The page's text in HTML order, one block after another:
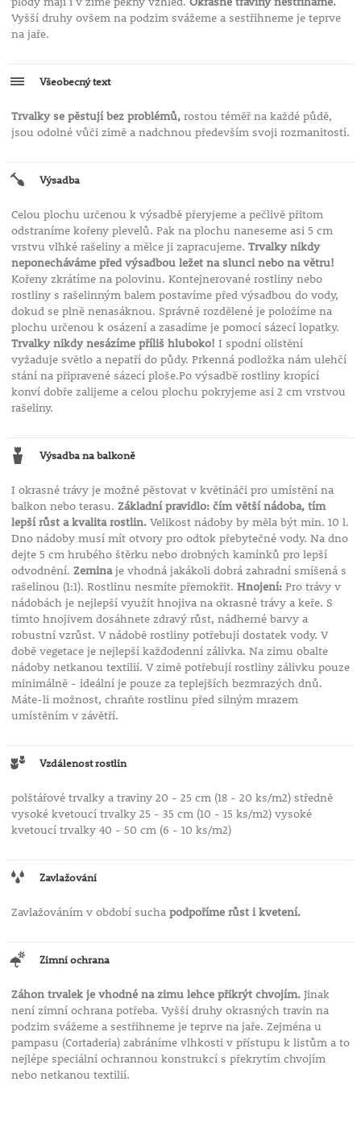
Vyšší druhy ovšem na podzim svážeme a sestřihneme je teprve
na jaře.
Všeobecný text
Trvalky se pěstují bez problémů,rostou téměř na každé půdě,
jsou odolné vůči zimě a nadchnou především svoji rozmanitostí.
Výsadba
Celou plochu určenou k výsadbě přeryjeme a pečlivě přitom
odstraníme kořeny plevelů. Pak na plochu naneseme asi 5 cm
vrstvu vlhké rašeliny a mělce ji zapracujeme. Trvalky nikdy
neponecháváme před výsadbou ležet na slunci nebo na větru!
Kořeny zkrátíme na polovinu. Kontejnerované rostliny nebo
rostliny s rašelinným balem postavíme před výsadbou do vody,
dokud se plně nenasáknou. Správně rozdělené je položíme na
plochu určenou k osázení a zasadíme je pomocí sázecí lopatky.
Trvalky nikdy nesázíme příliš hluboko! I spodní olistění
vyžaduje světlo a nepatří do půdy. Prkenná podložka nám ulehčí
stání na připravené sázecí ploše.Po výsadbě rostliny kropící
konví dobře zalijeme a celou plochu pokryjeme asi 2 cm vrstvou
rašeliny.
Výsadba na balkoně
I okrasné trávy je možné pěstovat v květináči pro umístění na
balkon nebo terasu. Základní pravidlo: čím větší nádoba, tím
lepší růst a kvalita rostlin.Velikost nádoby by měla být min. 10 l.
Dno nádoby musí mít otvory pro odtok přebytečné vody. Na dno
dejte 5 cm hrubého štěrku nebo drobných kamínků pro lepší
odvodnění. Zeminaje vhodná jakákoli dobrá zahradní smíšená s
rašelinou (1:1). Rostlinu nesmíte přemokřit. Hnojení:Pro trávy v
nádobách je nejlepší využít hnojiva na okrasné trávy a keře. S
tímto hnojivem dosáhnete zdravý růst, nádherné barvy a
robustní vzrůst. V nádobě rostliny potřebují dostatek vody. V
době vegetace je nejlepší každodenní zálivka. Na zimu obalte
nádoby netkanou textilií. V zimě potřebují rostliny zálivku pouze
minimálně - ideální je pouze za teplejších bezmrazých dnů.
Máte-li možnost, chraňte rostlinu před silným mrazem
umístěním v závětří.
Vzdálenost rostlin
polštářové trvalky a traviny 20 - 25 cm (18 - 20 ks/m2) středně
vysoké kvetoucí trvalky 25 - 35 cm (10 - 15 ks/m2) vysoké
kvetoucí trvalky 40 - 50 cm (6 - 10 ks/m2)
Zavlažování
Zavlažováním v období sucha podpoříme růst i kvetení.
Zimní ochrana
Záhon trvalek je vhodné na zimu lehce přikrýt chvojím.Jinak
není zimní ochrana potřeba. Vyšší druhy okrasných travin na
podzim svážeme a sestřihneme je teprve na jaře. Zejména u
pampasu (Cortaderia) zabráníme vlhkosti v přístupu k listům a to
nejlépe speciální ochrannou konstrukcí s překrytím chvojím
nebo netkanou textilií.